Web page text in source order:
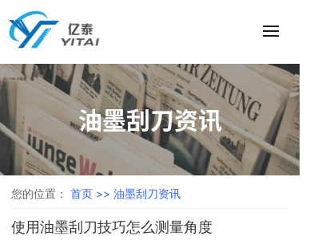
油墨刮刀资讯
您的位置： 首页 >> 油墨刮刀资讯
使用油墨刮刀技巧怎么测量角度